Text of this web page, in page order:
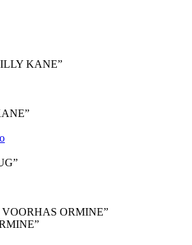
KANE”
”
”
ORMINE”